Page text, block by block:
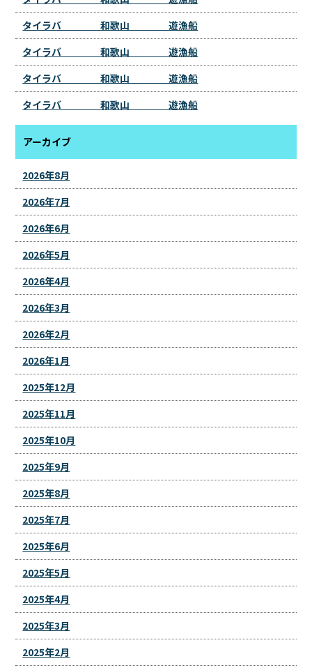
タイラバ 和歌山 遊漁船
タイラバ 和歌山 遊漁船
タイラバ 和歌山 遊漁船
タイラバ 和歌山 遊漁船
アーカイブ
2026年8月
2026年7月
2026年6月
2026年5月
2026年4月
2026年3月
2026年2月
2026年1月
2025年12月
2025年11月
2025年10月
2025年9月
2025年8月
2025年7月
2025年6月
2025年5月
2025年4月
2025年3月
2025年2月